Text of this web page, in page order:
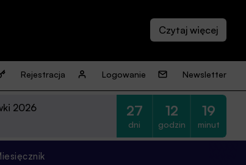
Rejestracja Logowanie Newsletter
2026 27
dni
12
godzin
19
minut